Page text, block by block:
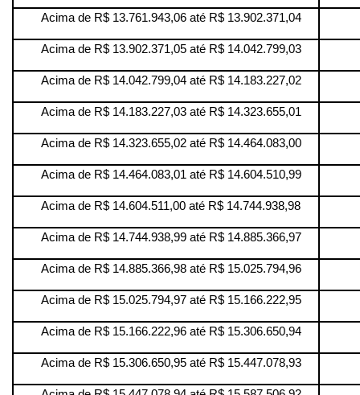
Acima de R$ 13.761.943,06 até R$ 13.902.371,04
Acima de R$ 13.902.371,05 até R$ 14.042.799,03
Acima de R$ 14.042.799,04 até R$ 14.183.227,02
Acima de R$ 14.183.227,03 até R$ 14.323.655,01
Acima de R$ 14.323.655,02 até R$ 14.464.083,00
Acima de R$ 14.464.083,01 até R$ 14.604.510,99
Acima de R$ 14.604.511,00 até R$ 14.744.938,98
Acima de R$ 14.744.938,99 até R$ 14.885.366,97
Acima de R$ 14.885.366,98 até R$ 15.025.794,96
Acima de R$ 15.025.794,97 até R$ 15.166.222,95
Acima de R$ 15.166.222,96 até R$ 15.306.650,94
Acima de R$ 15.306.650,95 até R$ 15.447.078,93